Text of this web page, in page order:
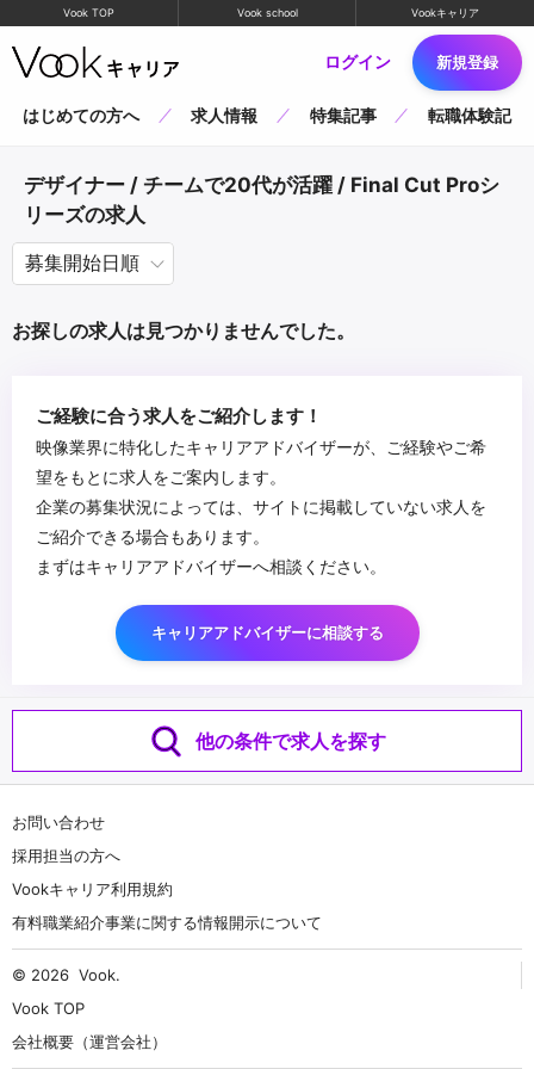
Vook TOP Vook school Vookキャリア
ログイン 新規登録
はじめての方へ 求人情報 特集記事 転職体験記
デザイナー / チームで20代が活躍 / Final Cut Proシ
リーズの求人
お探しの求人は見つかりませんでした。
ご経験に合う求人をご紹介します！
映像業界に特化したキャリアアドバイザーが、ご経験やご希
望をもとに求人をご案内します。
企業の募集状況によっては、サイトに掲載していない求人を
ご紹介できる場合もあります。
まずはキャリアアドバイザーへ相談ください。
キャリアアドバイザーに相談する
他の条件で求人を探す
お問い合わせ
採用担当の方へ
Vookキャリア利用規約
有料職業紹介事業に関する情報開示について
© 2026 Vook.
Vook TOP
会社概要（運営会社）